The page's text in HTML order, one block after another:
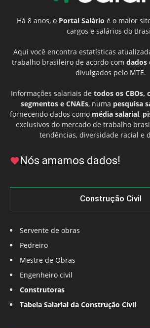
Há 8 anos, o Portal Salário é o maior
cargos e salários do
Aqui você encontra estatísticas
trabalho brasileiro de acordo com dados
divulgados pelo MTE.
Informações salariais de todos os CBOs,
segmentos e CNAEs, numa pesquisa
fornecendo dados como média salarial,
exclusivos do mercado de trabalho
tendências, diversidade racial e
Nós amamos dados!
Construção Civil
Servente de obras
Pedreiro
Mestre de Obras
Engenheiro civil
Construtoras
Tabela Salarial da Construção Civil